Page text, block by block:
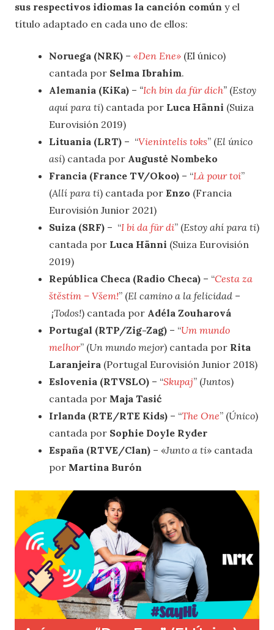
sus respectivos idiomas la canción común y el
título adaptado en cada uno de ellos:
Noruega (NRK) – «Den Ene» (El único)
cantada por Selma Ibrahim.
Alemania (KiKa) – “Ich bin da für dich” (Estoy
aquí para ti) cantada por Luca Hänni (Suiza
Eurovisión 2019)
Lituania (LRT) – “Vienintelis toks” (El único
así) cantada por Augustė Nombeko
Francia (France TV/Okoo) – “Là pour toi”
(Allí para ti) cantada por Enzo (Francia
Eurovisión Junior 2021)
Suiza (SRF) – “I bi da für di” (Estoy ahí para ti)
cantada por Luca Hänni (Suiza Eurovisión
2019)
República Checa (Radio Checa) – “Cesta za
štěstím – Všem!” (El camino a la felicidad –
¡Todos!) cantada por Adéla Zouharová
Portugal (RTP/Zig-Zag) – “Um mundo
melhor” (Un mundo mejor) cantada por Rita
Laranjeira (Portugal Eurovisión Junior 2018)
Eslovenia (RTVSLO) – “Skupaj” (Juntos)
cantada por Maja Tasić
Irlanda (RTE/RTE Kids) – “The One” (Único)
cantada por Sophie Doyle Ryder
España (RTVE/Clan) – «Junto a ti» cantada
por Martina Burón